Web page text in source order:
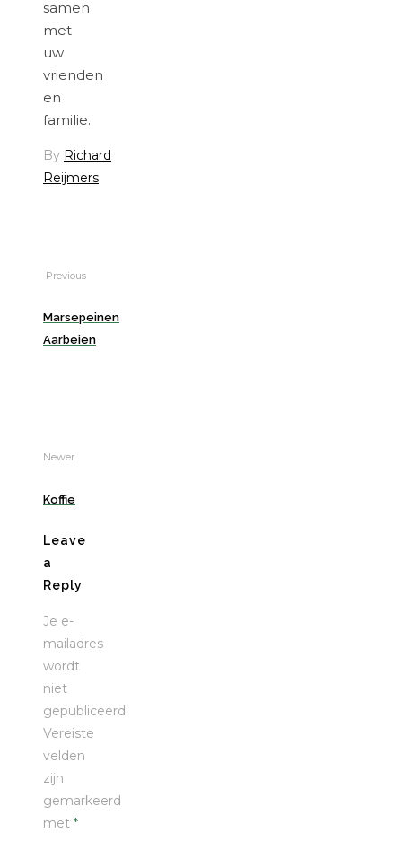
samen
met
uw
vrienden
en
familie.
By Richard
Reijmers
Previous
Marsepeinen
Aarbeien
Newer
Koffie
Leave
a
Reply
Je e-
mailadres
wordt
niet
gepubliceerd.
Vereiste
velden
zijn
gemarkeerd
met *